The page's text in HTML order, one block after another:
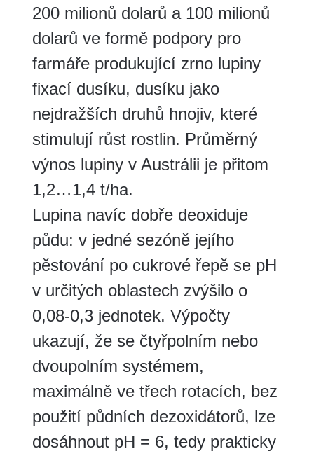
200 milionů dolarů a 100 milionů
dolarů ve formě podpory pro
farmáře produkující zrno lupiny
fixací dusíku, dusíku jako
nejdražších druhů hnojiv, které
stimulují růst rostlin. Průměrný
výnos lupiny v Austrálii je přitom
1,2…1,4 t/ha.
Lupina navíc dobře deoxiduje
půdu: v jedné sezóně jejího
pěstování po cukrové řepě se pH
v určitých oblastech zvýšilo o
0,08-0,3 jednotek. Výpočty
ukazují, že se čtyřpolním nebo
dvoupolním systémem,
maximálně ve třech rotacích, bez
použití půdních dezoxidátorů, lze
dosáhnout pH = 6, tedy prakticky